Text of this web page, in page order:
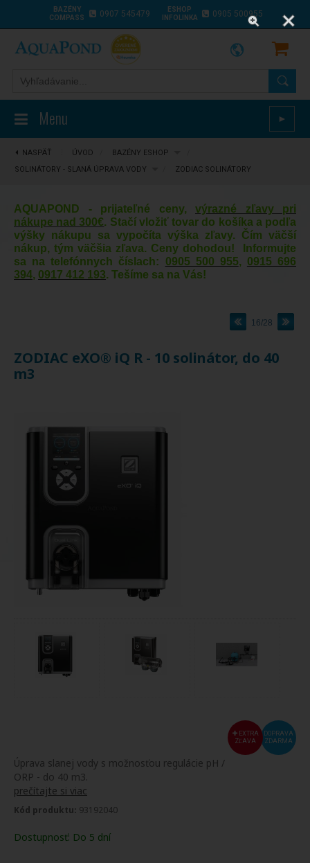
BAZÉNY
COMPASS
0907 545479
ESHOP
INFOLINKA
0905 500955
Menu ►
NASPÄŤ ÚVOD BAZÉNY ESHOP
SOLINÁTORY - SLANÁ ÚPRAVA VODY
ZODIAC SOLINÁTORY
AQUAPOND - prijateľné ceny, výrazné zľavy pri
nákupe nad 300€. Stačí vložiť tovar do košíka a podľa
výšky nákupu sa vypočíta výška zľavy. Čím väčší
nákup, tým väčšia zľava. Ceny dohodou! Informujte
sa na telefónnych číslach: 0905 500 955, 0915 696
394, 0917 412 193. Tešíme sa na Vás!
16/28
ZODIAC eXO® iQ R - 10 solinátor, do 40
m3
DOPRAVA
ZDARMA
EXTRA
ZĽAVA
Úprava slanej vody s možnosťou regulácie pH /
ORP - do 40 m3.
prečítajte si viac
Kód produktu: 93192040
Dostupnosť: Do 5 dní